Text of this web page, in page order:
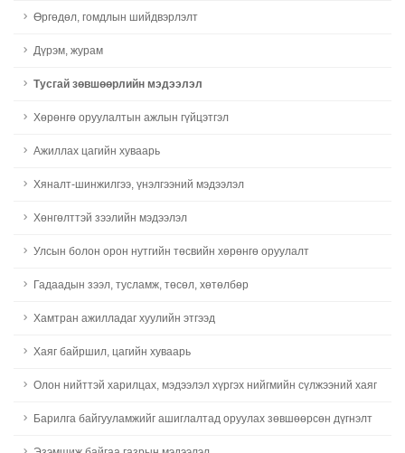
Өргөдөл, гомдлын шийдвэрлэлт
Дүрэм, журам
Тусгай зөвшөөрлийн мэдээлэл
Хөрөнгө оруулалтын ажлын гүйцэтгэл
Ажиллах цагийн хуваарь
Хяналт-шинжилгээ, үнэлгээний мэдээлэл
Хөнгөлттэй зээлийн мэдээлэл
Улсын болон орон нутгийн төсвийн хөрөнгө оруулалт
Гадаадын зээл, тусламж, төсөл, хөтөлбөр
Хамтран ажилладаг хуулийн этгээд
Хаяг байршил, цагийн хуваарь
Олон нийттэй харилцах, мэдээлэл хүргэх нийгмийн сүлжээний хаяг
Барилга байгууламжийг ашиглалтад оруулах зөвшөөрсөн дүгнэлт